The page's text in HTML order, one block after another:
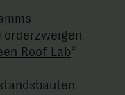
Roof Lab“